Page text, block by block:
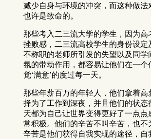
减少自身与环境的冲突，而这种做法
也许是致命的。
那些考入二三流大学的学生，因为高
挫败感，二三流高校学生的身份设定
不称职的老师所引发的失望以及同学
氛的带动作用，都容易让他们在一个
觉‘满意’的度过每一天。
那些年薪百万的年轻人，他们拿着高
择为了工作到深夜，并且他们的状态
天都为自己让世界变得更好了一点点
常积极。他们的辛苦不叫辛苦，也不
辛苦是他们获得自我实现的途径，自